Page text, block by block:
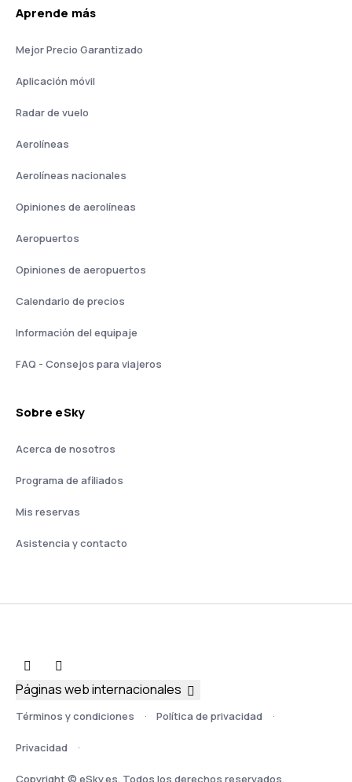
Aprende más
Mejor Precio Garantizado
Aplicación móvil
Radar de vuelo
Aerolíneas
Aerolíneas nacionales
Opiniones de aerolíneas
Aeropuertos
Opiniones de aeropuertos
Calendario de precios
Información del equipaje
FAQ - Consejos para viajeros
Sobre eSky
Acerca de nosotros
Programa de afiliados
Mis reservas
Asistencia y contacto
Términos y condiciones Política de privacidad
Privacidad
Copyright © eSky.es. Todos los derechos reservados.
Páginas web internacionales